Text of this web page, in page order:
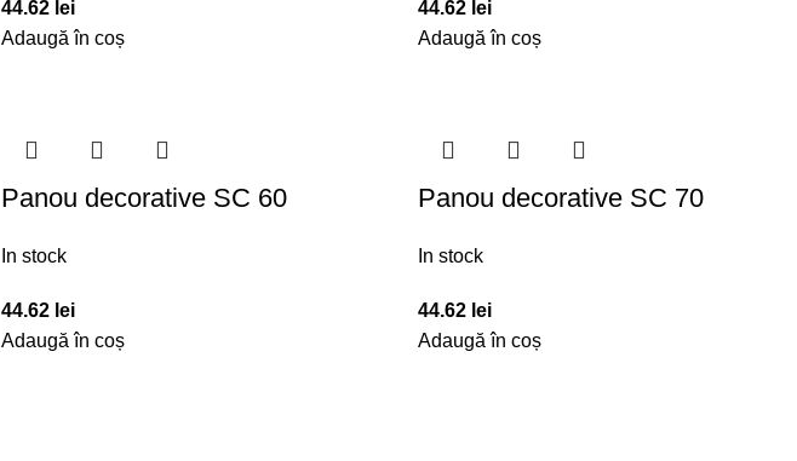
44.62 lei
Adaugă în coș
44.62 lei
Adaugă în coș
Panou decorative SC 60
In stock
44.62 lei
Adaugă în coș
Panou decorative SC 70
In stock
44.62 lei
Adaugă în coș